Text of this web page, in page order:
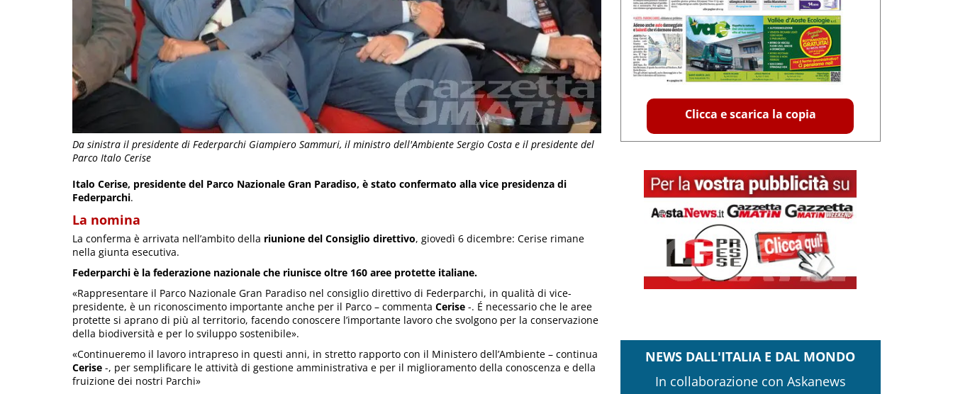
Da sinistra il presidente di Federparchi Giampiero Sammuri, il ministro dell'Ambiente Sergio Costa e il presidente del
Parco Italo Cerise
Italo Cerise, presidente del Parco Nazionale Gran Paradiso, è stato confermato alla vice presidenza di
Federparchi.
La nomina
La conferma è arrivata nell’ambito della riunione del Consiglio direttivo, giovedì 6 dicembre: Cerise rimane
nella giunta esecutiva.
Federparchi è la federazione nazionale che riunisce oltre 160 aree protette italiane.
«Rappresentare il Parco Nazionale Gran Paradiso nel consiglio direttivo di Federparchi, in qualità di vice-
presidente, è un riconoscimento importante anche per il Parco – commenta Cerise -. É necessario che le aree
protette si aprano di più al territorio, facendo conoscere l’importante lavoro che svolgono per la conservazione
della biodiversità e per lo sviluppo sostenibile».
«Continueremo il lavoro intrapreso in questi anni, in stretto rapporto con il Ministero dell’Ambiente – continua
Cerise -, per semplificare le attività di gestione amministrativa e per il miglioramento della conoscenza e della
fruizione dei nostri Parchi»
Clicca e scarica la copia
NEWS DALL'ITALIA E DAL MONDO
In collaborazione con Askanews